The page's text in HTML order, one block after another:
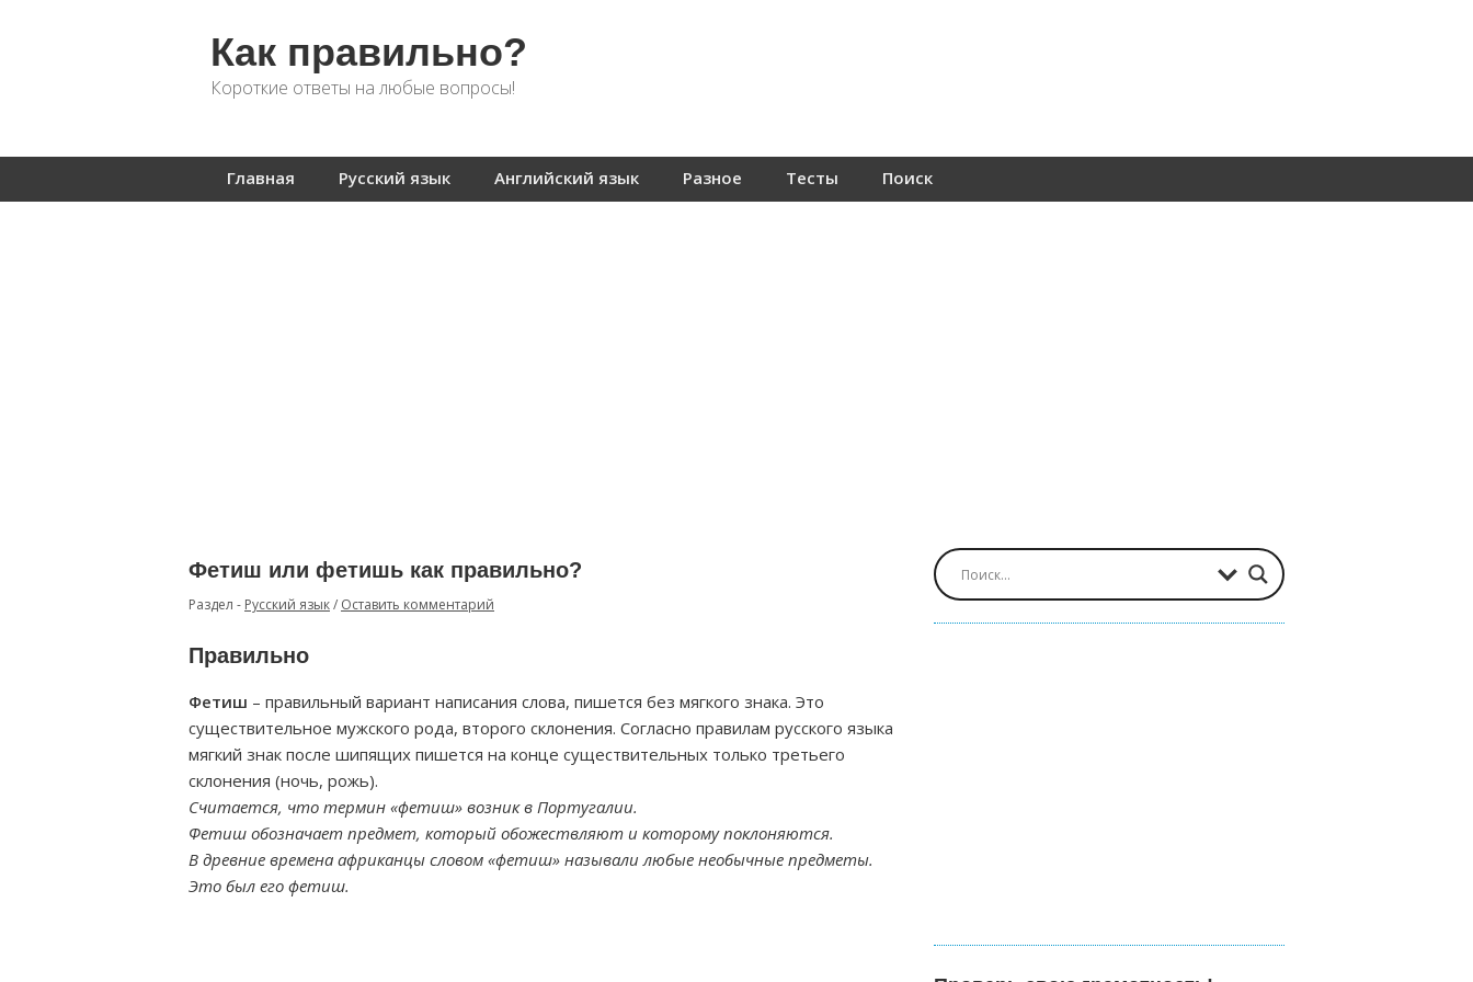
Как правильно?
Короткие ответы на любые вопросы!
Главная Русский язык Английский язык Разное Тесты Поиск
Фетиш или фетишь как правильно?
Раздел - Русский язык/ Оставить комментарий
Правильно
Фетиш – правильный вариант написания слова, пишется без мягкого знака. Это
существительное мужского рода, второго склонения. Согласно правилам русского языка
мягкий знак после шипящих пишется на конце существительных только третьего
склонения (ночь, рожь).
Считается, что термин «фетиш» возник в Португалии.
Фетиш обозначает предмет, который обожествляют и которому поклоняются.
В древние времена африканцы словом «фетиш» называли любые необычные предметы.
Это был его фетиш.